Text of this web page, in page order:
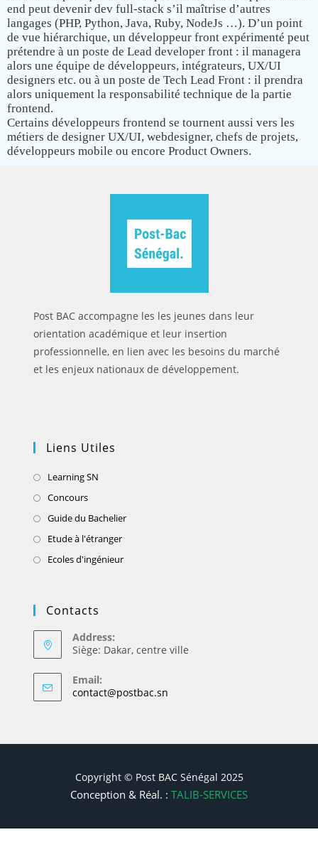
end peut devenir dev full-stack s’il maîtrise d’autres
langages (PHP, Python, Java, Ruby, NodeJs …). D’un point
de vue hiérarchique, un développeur front expérimenté peut
prétendre à un poste de Lead developer front : il managera
alors une équipe de développeurs, intégrateurs, UX/UI
designers etc. ou à un poste de Tech Lead Front : il prendra
alors uniquement la responsabilité technique de la partie
frontend.
Certains développeurs frontend se tournent aussi vers les
métiers de designer UX/UI, webdesigner, chefs de projets,
développeurs mobile ou encore Product Owners.
Post BAC accompagne les les jeunes dans leur
orientation académique et leur insertion
professionnelle, en lien avec les besoins du marché
et les enjeux nationaux de développement.
Liens Utiles
Learning SN
Concours
Guide du Bachelier
Etude à l'étranger
Ecoles d'ingénieur
Contacts
Address:
Siège: Dakar, centre ville
Email:
contact@postbac.sn
Copyright © Post BAC Sénégal 2025
Conception & Réal. : TALIB-SERVICES